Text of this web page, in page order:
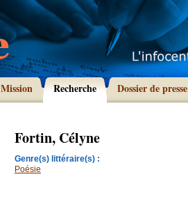
Mission Recherche Dossier de presse
Fortin, Célyne
Genre(s) littéraire(s) :
Poésie